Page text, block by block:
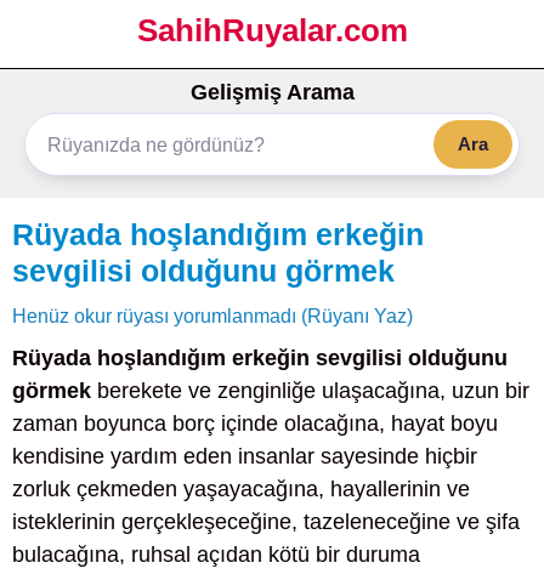
SahihRuyalar.com
Gelişmiş Arama
Ara
Rüyada hoşlandığım erkeğin
sevgilisi olduğunu görmek
Henüz okur rüyası yorumlanmadı (Rüyanı Yaz)
Rüyada hoşlandığım erkeğin sevgilisi olduğunu
görmek berekete ve zenginliğe ulaşacağına, uzun bir
zaman boyunca borç içinde olacağına, hayat boyu
kendisine yardım eden insanlar sayesinde hiçbir
zorluk çekmeden yaşayacağına, hayallerinin ve
isteklerinin gerçekleşeceğine, tazeleneceğine ve şifa
bulacağına, ruhsal açıdan kötü bir duruma